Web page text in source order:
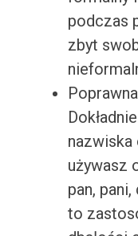
podczas
zbyt
nazwiska
używasz
pan,
to